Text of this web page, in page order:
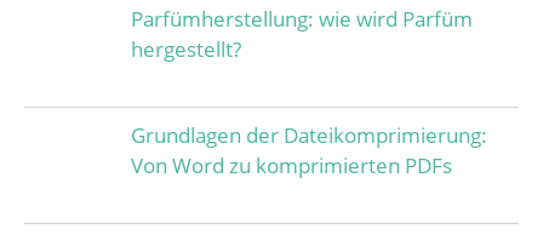
Parfümherstellung: wie wird Parfüm
hergestellt?
Grundlagen der Dateikomprimierung:
Von Word zu komprimierten PDFs